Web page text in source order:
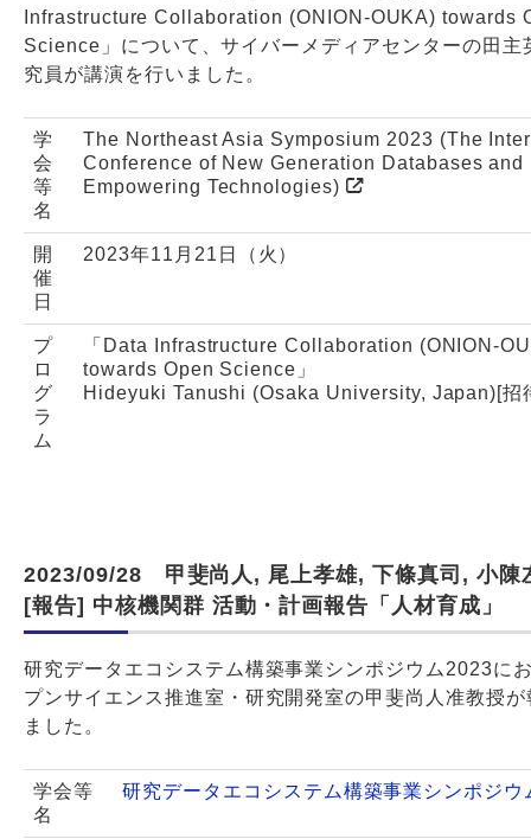
Infrastructure Collaboration (ONION-OUKA) towards
Science」について、サイバーメディアセンターの田主
究員が講演を行いました。
学
会
等
名
The Northeast Asia Symposium 2023 (The
Conference of New Generation Databases and
Empowering Technologies)
開
催
日
2023年11月21日（火）
プ
ロ
グ
ラ
ム
「Data Infrastructure Collaboration (ONION-
towards Open Science」
Hideyuki Tanushi (Osaka University, Japan)[招
2023/09/28 甲斐尚人, 尾上孝雄, 下條真司, 小陳
[報告] 中核機関群 活動・計画報告「人材育成」
研究データエコシステム構築事業シンポジウム2023に
プンサイエンス推進室・研究開発室の甲斐尚人准教授
ました。
学会等
名
研究データエコシステム構築事業シンポジウ